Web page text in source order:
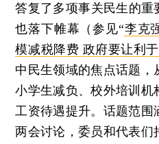
答复了多项事关民生的重
也落下帷幕（参见“李克
模减税降费 政府要让利
中民生领域的焦点话题，
小学生减负、校外培训
工资待遇提升。话题范
两会讨论，委员和代表